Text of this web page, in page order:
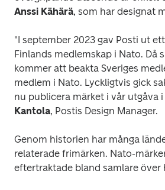
Anssi Kähärä, som har designat
"I september 2023 gav Posti ut
Finlands medlemskap i Nato. Då
kommer att beakta Sveriges
medlem i Nato. Lyckligtvis gick
nu publicera märket i vår utgåva i
Kantola, Postis Design Manager.
Genom historien har många
relaterade frimärken. Nato-
eftertraktade bland samlare över